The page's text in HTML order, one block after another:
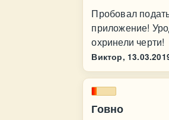
Пробовал
приложение!
охринели черти!
Виктор,
Говно